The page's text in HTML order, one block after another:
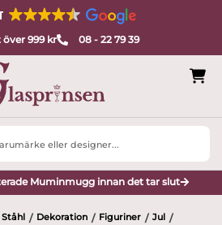
över 999 kr 08 - 22 79 39
Muminmugg innan det tar slut
/ Dekoration / Figuriner / Jul /